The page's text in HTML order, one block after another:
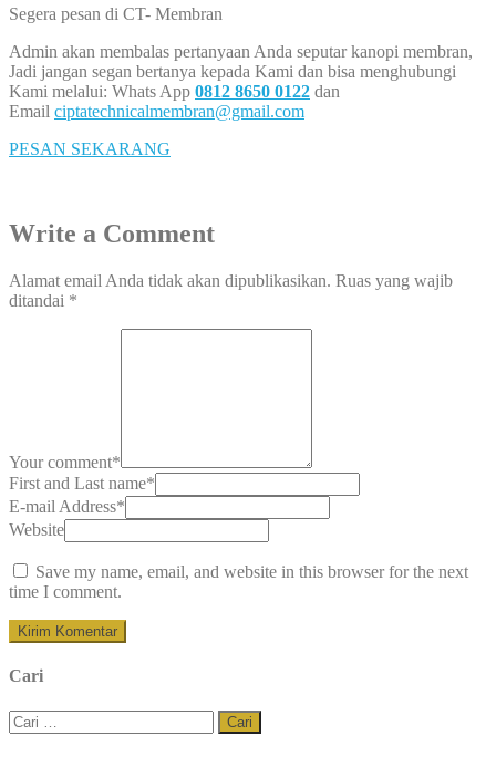
Segera pesan di CT- Membran
Admin akan membalas pertanyaan Anda seputar kanopi membran,
Jadi jangan segan bertanya kepada Kami dan bisa menghubungi
Kami melalui: Whats App 0812 8650 0122 dan
Email ciptatechnicalmembran@gmail.com
PESAN SEKARANG
Write a Comment
Alamat email Anda tidak akan dipublikasikan. Ruas yang wajib
ditandai *
Your comment*
First and Last name*
E-mail Address*
Website
Save my name, email, and website in this browser for the next
time I comment.
Cari
Cari
untuk: